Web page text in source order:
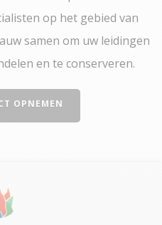
op het gebied van
samen om uw leidingen
en te conserveren.
OPNEMEN